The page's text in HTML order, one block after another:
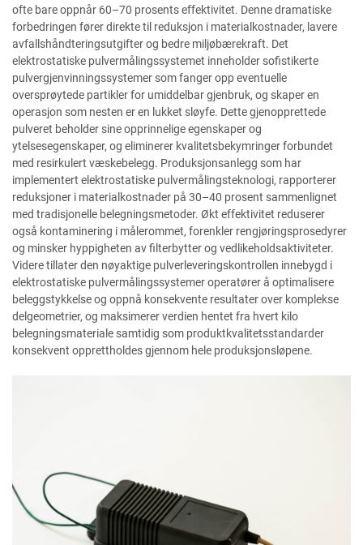
ofte bare oppnår 60–70 prosents effektivitet. Denne dramatiske
forbedringen fører direkte til reduksjon i materialkostnader, lavere
avfallshåndteringsutgifter og bedre miljøbærekraft. Det
elektrostatiske pulvermålingssystemet inneholder sofistikerte
pulvergjenvinningssystemer som fanger opp eventuelle
oversprøytede partikler for umiddelbar gjenbruk, og skaper en
operasjon som nesten er en lukket sløyfe. Dette gjenopprettede
pulveret beholder sine opprinnelige egenskaper og
ytelsesegenskaper, og eliminerer kvalitetsbekymringer forbundet
med resirkulert væskebelegg. Produksjonsanlegg som har
implementert elektrostatiske pulvermålingsteknologi, rapporterer
reduksjoner i materialkostnader på 30–40 prosent sammenlignet
med tradisjonelle belegningsmetoder. Økt effektivitet reduserer
også kontaminering i målerommet, forenkler rengjøringsprosedyrer
og minsker hyppigheten av filterbytter og vedlikeholdsaktiviteter.
Videre tillater den nøyaktige pulverleveringskontrollen innebygd i
elektrostatiske pulvermålingssystemer operatører å optimalisere
beleggstykkelse og oppnå konsekvente resultater over komplekse
delgeometrier, og maksimerer verdien hentet fra hvert kilo
belegningsmateriale samtidig som produktkvalitetsstandarder
konsekvent opprettholdes gjennom hele produksjonsløpene.